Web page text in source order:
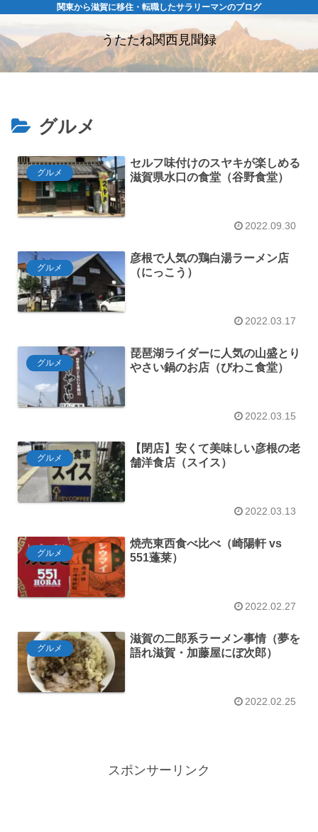
関東から滋賀に移住・転職したサラリーマンのブログ
うたたね関西見聞録
グルメ
グルメ
セルフ味付けのスヤキが楽しめる
滋賀県水口の食堂（谷野食堂）
2022.09.30
グルメ
彦根で人気の鶏白湯ラーメン店
（にっこう）
2022.03.17
グルメ
琵琶湖ライダーに人気の山盛とり
やさい鍋のお店（びわこ食堂）
2022.03.15
グルメ
【閉店】安くて美味しい彦根の老
舗洋食店（スイス）
2022.03.13
グルメ
焼売東西食べ比べ（崎陽軒 vs
551蓬莱）
2022.02.27
グルメ
滋賀の二郎系ラーメン事情（夢を
語れ滋賀・加藤屋にぼ次郎）
2022.02.25
スポンサーリンク